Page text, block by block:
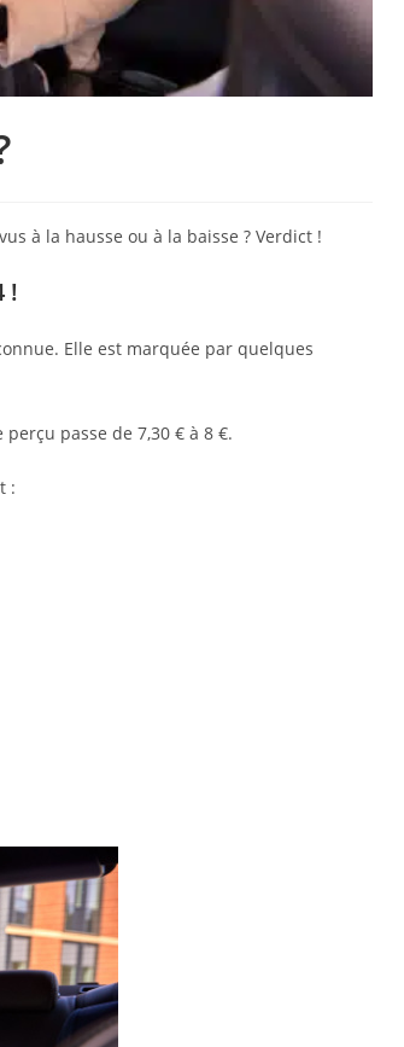
à la hausse ou à la baisse ? Verdict !
!
Elle est marquée par quelques
passe de 7,30 € à 8 €.
: